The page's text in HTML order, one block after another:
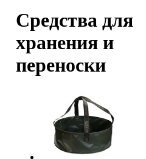
Средства для
хранения и
переноски